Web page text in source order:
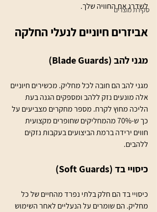
סקירת מוצרים
לשדרג את החוויה שלך.
אביזרים חיוניים לנעלי החלקה
מגני להב (Blade Guards)
מגני להב הם חובה לכל מחליק. מכשירים חיוניים
אלה מונעים נזק ללהב ומספקים הגנה בעת
הליכה מחוץ לקרח. מספר מחקרים מצביעים על
כך ש-70% מהמחליקים שחופרים מקצועית
חווים ירידה ברמת הביצועים בעקבות נזקים
ללהבים.
כיסויי בד (Soft Guards)
כיסויי בד הם חלק בלתי נפרד מהחיים של כל
מחליק. הם שומרים על הנעליים לאחר השימוש